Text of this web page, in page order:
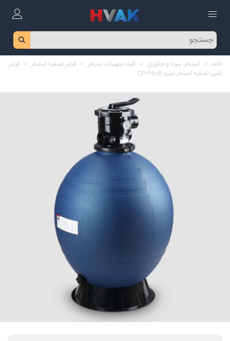
خانه > استخر، سونا و جکوزی > کلیه تجهیزات استخر > فیلتر تصفیه استخر > فیلتر
شنی تصفیه استخر سیپو CP-650B